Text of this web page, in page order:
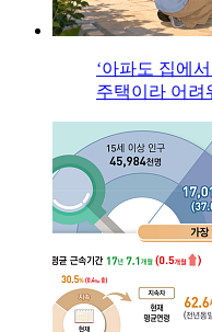
‘아파도 집에
주택이라 어려